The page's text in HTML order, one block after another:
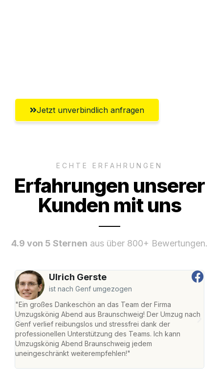
Jetzt unverbindlich anfragen
ECHTE ERFAHRUNGEN
Erfahrungen unserer
Kunden mit uns
4.9 von 5 Sternen aus über 800+ Bewertungen.
Ulrich Gerste
ist nach Genf umgezogen
"Ein großes Dankeschön an das Team der Firma
Umzugskönig Abend aus Braunschweig! Der Umzug nach
Genf verlief reibungslos und stressfrei dank der
professionellen Unterstützung des Teams. Ich kann
Umzugskönig Abend Braunschweig jedem
uneingeschränkt weiterempfehlen!"